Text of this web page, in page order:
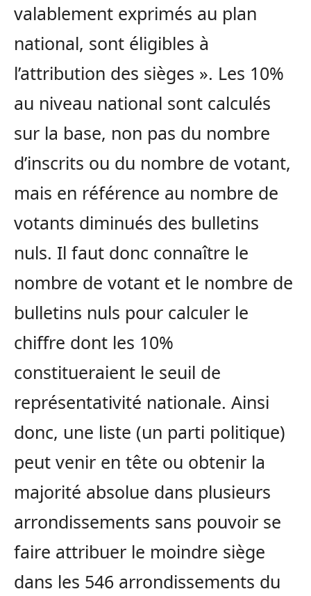
valablement exprimés au plan
national, sont éligibles à
l’attribution des sièges ». Les 10%
au niveau national sont calculés
sur la base, non pas du nombre
d’inscrits ou du nombre de votant,
mais en référence au nombre de
votants diminués des bulletins
nuls. Il faut donc connaître le
nombre de votant et le nombre de
bulletins nuls pour calculer le
chiffre dont les 10%
constitueraient le seuil de
représentativité nationale. Ainsi
donc, une liste (un parti politique)
peut venir en tête ou obtenir la
majorité absolue dans plusieurs
arrondissements sans pouvoir se
faire attribuer le moindre siège
dans les 546 arrondissements du